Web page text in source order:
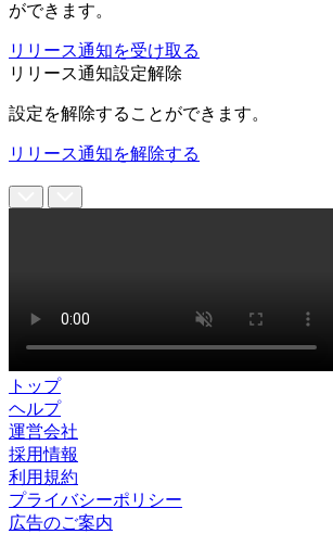
ができます。
リリース通知を受け取る
リリース通知設定解除
設定を解除することができます。
リリース通知を解除する
トップ
ヘルプ
運営会社
採用情報
利用規約
プライバシーポリシー
広告のご案内